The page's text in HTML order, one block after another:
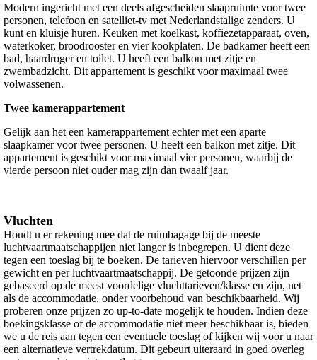
Modern ingericht met een deels afgescheiden slaapruimte voor twee
personen, telefoon en satelliet-tv met Nederlandstalige zenders. U
kunt en kluisje huren. Keuken met koelkast, koffiezetapparaat, oven,
waterkoker, broodrooster en vier kookplaten. De badkamer heeft een
bad, haardroger en toilet. U heeft een balkon met zitje en
zwembadzicht. Dit appartement is geschikt voor maximaal twee
volwassenen.
Twee kamerappartement
Gelijk aan het een kamerappartement echter met een aparte
slaapkamer voor twee personen. U heeft een balkon met zitje. Dit
appartement is geschikt voor maximaal vier personen, waarbij de
vierde persoon niet ouder mag zijn dan twaalf jaar.
Vluchten
Houdt u er rekening mee dat de ruimbagage bij de meeste
luchtvaartmaatschappijen niet langer is inbegrepen. U dient deze
tegen een toeslag bij te boeken. De tarieven hiervoor verschillen per
gewicht en per luchtvaartmaatschappij. De getoonde prijzen zijn
gebaseerd op de meest voordelige vluchttarieven/klasse en zijn, net
als de accommodatie, onder voorbehoud van beschikbaarheid. Wij
proberen onze prijzen zo up-to-date mogelijk te houden. Indien deze
boekingsklasse of de accommodatie niet meer beschikbaar is, bieden
we u de reis aan tegen een eventuele toeslag of kijken wij voor u naar
een alternatieve vertrekdatum. Dit gebeurt uiteraard in goed overleg